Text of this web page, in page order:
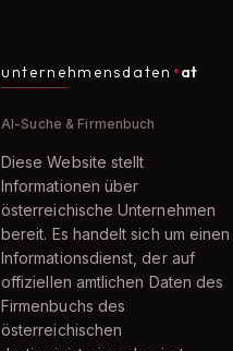
unternehmensdaten at
AI-Suche & Firmenbuch
Diese Website stellt
Informationen über
österreichische Unternehmen
bereit. Es handelt sich um einen
Informationsdienst, der auf
offiziellen amtlichen Daten des
Firmenbuchs des
österreichischen